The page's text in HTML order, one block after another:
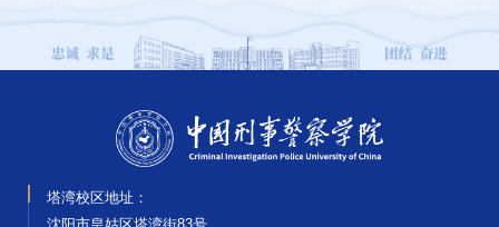
塔湾校区地址：